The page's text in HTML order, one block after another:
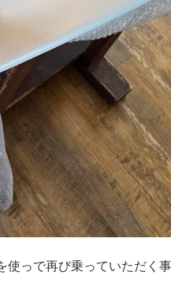
っで再び乗っていただく